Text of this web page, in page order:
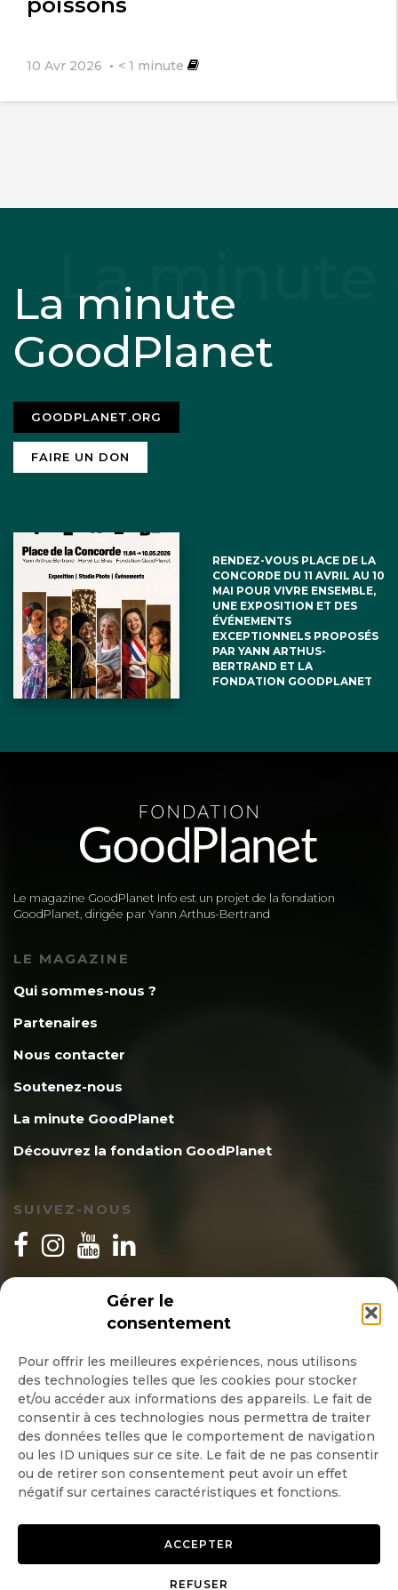
Gérer le
consentement
Pour offrir les meilleures expériences, nous utilisons
des technologies telles que les cookies pour stocker
et/ou accéder aux informations des appareils. Le fait de
consentir à ces technologies nous permettra de traiter
des données telles que le comportement de navigation
ou les ID uniques sur ce site. Le fait de ne pas consentir
ou de retirer son consentement peut avoir un effet
négatif sur certaines caractéristiques et fonctions.
ACCEPTER
REFUSER
10 Avr 2026 < 1 minute
La minute
GoodPlanet
GOODPLANET.ORG
FAIRE UN DON
RENDEZ-VOUS PLACE DE LA
CONCORDE DU 11 AVRIL AU 10
MAI POUR VIVRE ENSEMBLE,
UNE EXPOSITION ET DES
ÉVÉNEMENTS
EXCEPTIONNELS PROPOSÉS
PAR YANN ARTHUS-
BERTRAND ET LA
FONDATION GOODPLANET
Le magazine GoodPlanet Info est un projet de la fondation
GoodPlanet, dirigée par Yann Arthus-Bertrand
LE MAGAZINE
Qui sommes-nous ?
Partenaires
Nous contacter
Soutenez-nous
La minute GoodPlanet
Découvrez la fondation GoodPlanet
SUIVEZ-NOUS
INSCRIPTION NEWSLETTER
Quotidienne
Hebdo
OK